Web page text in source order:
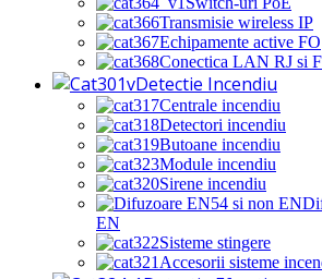
Transmisie wireless IP
Echipamente active FO
Conectica LAN RJ si
Detectie Incendiu
Centrale incendiu
Detectori incendiu
Butoane incendiu
Module incendiu
Sirene incendiu
EN
Sisteme stingere
Accesorii sisteme